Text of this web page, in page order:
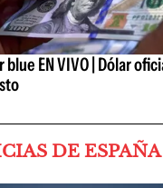
EN VIVO | Dólar
DE ESPAÑA